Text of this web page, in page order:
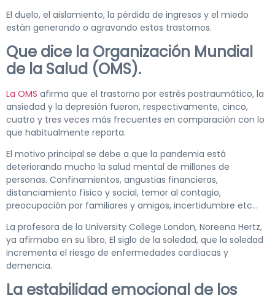
El duelo, el ‎aislamiento, la pérdida de ingresos y el miedo
están generando o agravando estos trastornos.
Que dice la Organización Mundial
de la Salud (OMS).
La OMS afirma que el trastorno por estrés postraumático, la
ansiedad y la depresión fueron, respectivamente, cinco,
cuatro y tres veces más frecuentes en comparación con lo
que habitualmente reporta.
El motivo principal se debe a que la pandemia está
deteriorando mucho la salud mental de millones de
personas. Confinamientos, angustias financieras,
distanciamiento físico y social, temor al contagio,
preocupación por familiares y amigos, incertidumbre etc…
La profesora de la University College London, Noreena Hertz,
ya afirmaba en su libro, El siglo de la soledad, que la soledad
incrementa el riesgo de enfermedades cardíacas y
demencia.
La estabilidad emocional de los